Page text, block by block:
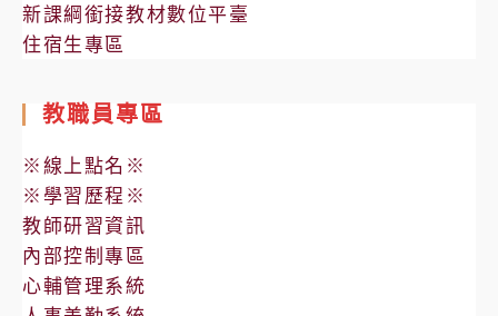
新課綱銜接教材數位平臺
住宿生專區
教職員專區
※線上點名※
※學習歷程※
教師研習資訊
內部控制專區
心輔管理系統